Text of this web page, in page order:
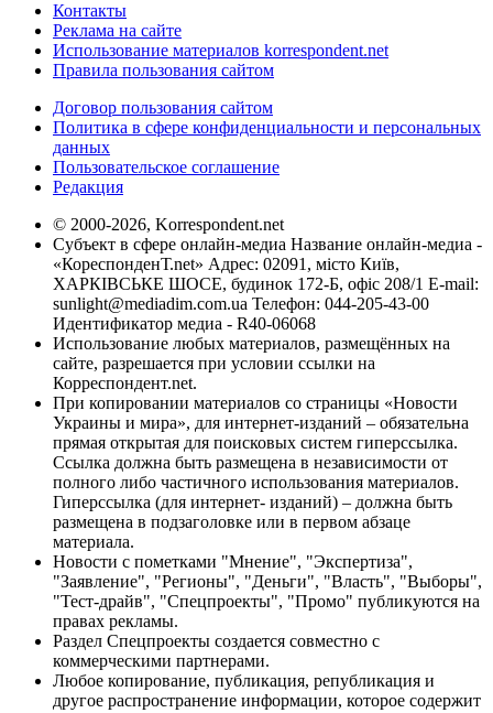
Контакты
Реклама на сайте
Использование материалов korrespondent.net
Правила пользования сайтом
Договор пользования сайтом
Политика в сфере конфиденциальности и персональных
данных
Пользовательское соглашение
Редакция
© 2000-2026, Korrespondent.net
Субъект в сфере онлайн-медиа Название онлайн-медиа -
«КореспонденТ.net» Адрес: 02091, місто Київ,
ХАРКІВСЬКЕ ШОСЕ, будинок 172-Б, офіс 208/1 E-mail:
sunlight@mediadim.com.ua Телефон: 044-205-43-00
Идентификатор медиа - R40-06068
Использование любых материалов, размещённых на
сайте, разрешается при условии ссылки на
Корреспондент.net.
При копировании материалов со страницы «Новости
Украины и мира», для интернет-изданий – обязательна
прямая открытая для поисковых систем гиперссылка.
Ссылка должна быть размещена в независимости от
полного либо частичного использования материалов.
Гиперссылка (для интернет- изданий) – должна быть
размещена в подзаголовке или в первом абзаце
материала.
Новости с пометками "Мнение", "Экспертиза",
"Заявление", "Регионы", "Деньги", "Власть", "Выборы",
"Тест-драйв", "Спецпроекты", "Промо" публикуются на
правах рекламы.
Раздел Спецпроекты создается совместно с
коммерческими партнерами.
Любое копирование, публикация, републикация и
другое распространение информации, которое содержит